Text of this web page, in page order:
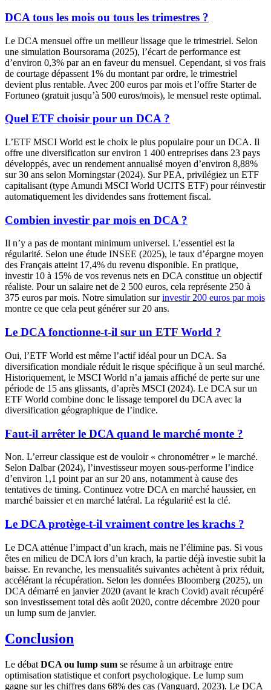
DCA tous les mois ou tous les trimestres ?
Le DCA mensuel offre un meilleur lissage que le trimestriel. Selon
une simulation Boursorama (2025), l’écart de performance est
d’environ 0,3% par an en faveur du mensuel. Cependant, si vos frais
de courtage dépassent 1% du montant par ordre, le trimestriel
devient plus rentable. Avec 200 euros par mois et l’offre Starter de
Fortuneo (gratuit jusqu’à 500 euros/mois), le mensuel reste optimal.
Quel ETF choisir pour un DCA ?
L’ETF MSCI World est le choix le plus populaire pour un DCA. Il
offre une diversification sur environ 1 400 entreprises dans 23 pays
développés, avec un rendement annualisé moyen d’environ 8,88%
sur 30 ans selon Morningstar (2024). Sur PEA, privilégiez un ETF
capitalisant (type Amundi MSCI World UCITS ETF) pour réinvestir
automatiquement les dividendes sans frottement fiscal.
Combien investir par mois en DCA ?
Il n’y a pas de montant minimum universel. L’essentiel est la
régularité. Selon une étude INSEE (2025), le taux d’épargne moyen
des Français atteint 17,4% du revenu disponible. En pratique,
investir 10 à 15% de vos revenus nets en DCA constitue un objectif
réaliste. Pour un salaire net de 2 500 euros, cela représente 250 à
375 euros par mois. Notre simulation surinvestir 200 euros par mois
montre ce que cela peut générer sur 20 ans.
Le DCA fonctionne-t-il sur un ETF World ?
Oui, l’ETF World est même l’actif idéal pour un DCA. Sa
diversification mondiale réduit le risque spécifique à un seul marché.
Historiquement, le MSCI World n’a jamais affiché de perte sur une
période de 15 ans glissants, d’après MSCI (2024). Le DCA sur un
ETF World combine donc le lissage temporel du DCA avec la
diversification géographique de l’indice.
Faut-il arrêter le DCA quand le marché monte ?
Non. L’erreur classique est de vouloir « chronométrer » le marché.
Selon Dalbar (2024), l’investisseur moyen sous-performe l’indice
d’environ 1,1 point par an sur 20 ans, notamment à cause des
tentatives de timing. Continuez votre DCA en marché haussier, en
marché baissier et en marché latéral. La régularité est la clé.
Le DCA protège-t-il vraiment contre les krachs ?
Le DCA atténue l’impact d’un krach, mais ne l’élimine pas. Si vous
êtes en milieu de DCA lors d’un krach, la partie déjà investie subit la
baisse. En revanche, les mensualités suivantes achètent à prix réduit,
accélérant la récupération. Selon les données Bloomberg (2025), un
DCA démarré en janvier 2020 (avant le krach Covid) avait récupéré
son investissement total dès août 2020, contre décembre 2020 pour
un lump sum de janvier.
Conclusion
Le débat DCA ou lump sum se résume à un arbitrage entre
optimisation statistique et confort psychologique. Le lump sum
gagne sur les chiffres dans 68% des cas (Vanguard, 2023). Le DCA